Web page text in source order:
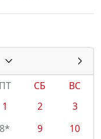
ПТ СБ
ВС
1
2
3
8* 9
10